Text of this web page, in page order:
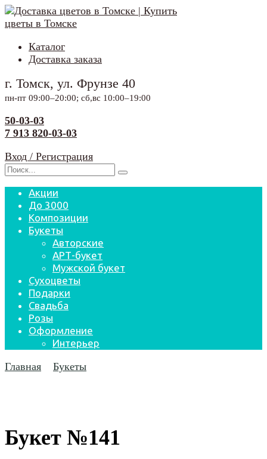
Перейти
к
Каталог
Доставка заказа
г. Томск, ул. Фрунзе 40
пн-пт 09:00–20:00; сб,вс 10:00–19:00
50-03-03
7 913 820-03-03
Вход / Регистрация
Search
Акции
До 3000
Композиции
Букеты
Авторские
АРТ-букет
Мужской букет
Сухоцветы
Подарки
Свадьба
Розы
Оформление
Интерьер
Главная Букеты
Букет №141